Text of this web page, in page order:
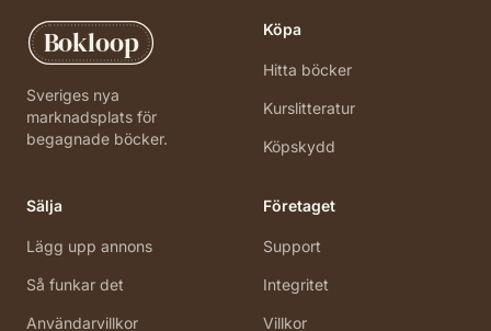
Bokloop
Sveriges nya
marknadsplats för
begagnade böcker.
Köpa
Hitta böcker
Kurslitteratur
Köpskydd
Sälja
Lägg upp annons
Så funkar det
Användarvillkor
Företaget
Support
Integritet
Villkor